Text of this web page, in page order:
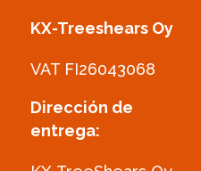
KX-Treeshears Oy
VAT FI26043068
Dirección de
entrega: